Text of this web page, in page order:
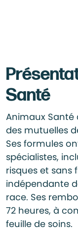
Santé
Animaux Santé
des mutuelles
Ses formules
spécialistes,
risques et sans
indépendante
race. Ses
72 heures, à
feuille de soins.